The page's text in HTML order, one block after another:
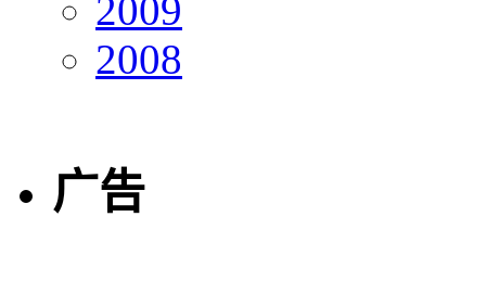
2009
2008
广告